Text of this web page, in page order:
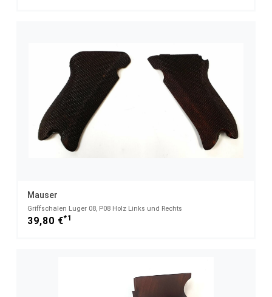
Mauser
Griffschalen Luger 08, P08 Holz Links und Rechts
39,80 €*1